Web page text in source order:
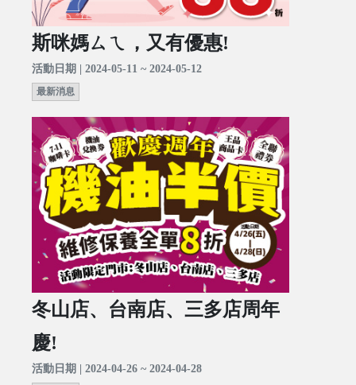
斯咪媽ㄙㄟ，又有優惠!
活動日期 | 2024-05-11 ~ 2024-05-12
最新消息
冬山店、台南店、三多店周年
慶!
活動日期 | 2024-04-26 ~ 2024-04-28